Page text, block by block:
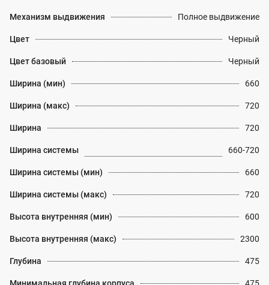
Механизм выдвижения Полное выдвижение
Цвет Черный
Цвет базовый Черный
Ширина (мин) 660
Ширина (макс) 720
Ширина 720
Ширина системы 660-720
Ширина системы (мин) 660
Ширина системы (макс) 720
Высота внутренняя (мин) 600
Высота внутренняя (макс) 2300
Глубина 475